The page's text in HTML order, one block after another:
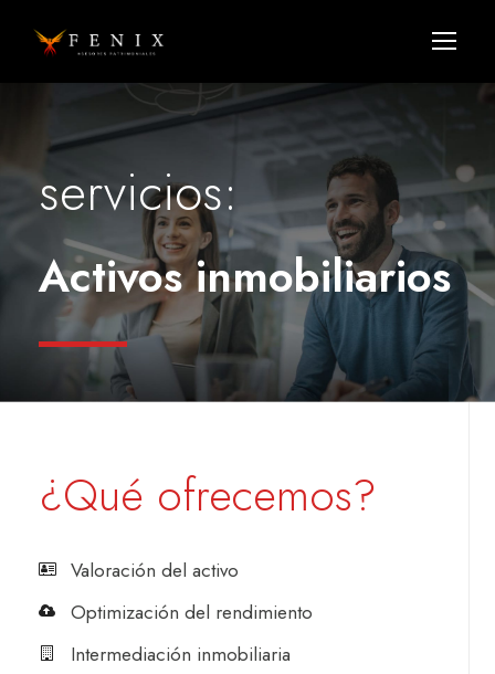
servicios:
Activos inmobiliarios
¿Qué ofrecemos?
Valoración del activo
Optimización del rendimiento
Intermediación inmobiliaria